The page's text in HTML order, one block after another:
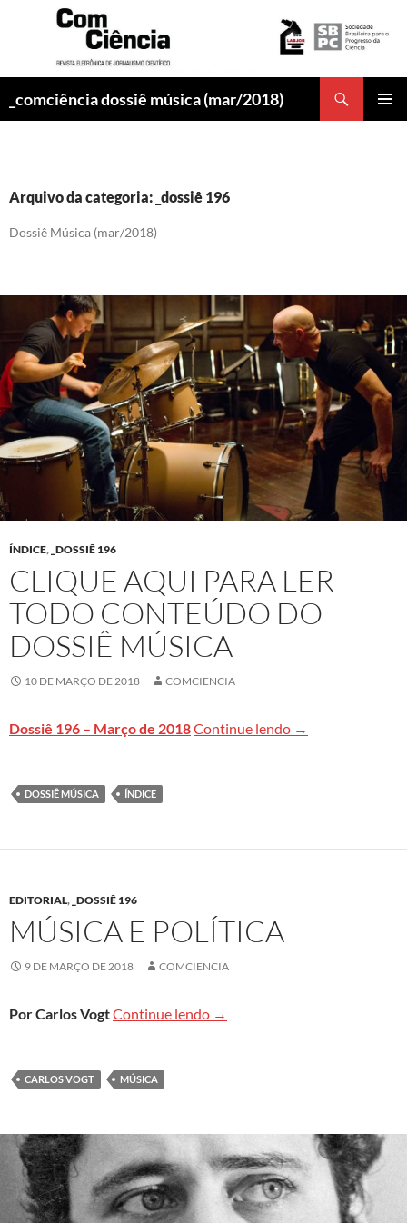
_comciência dossiê música (mar/2018)
Arquivo da categoria: _dossiê 196
Dossiê Música (mar/2018)
ÍNDICE, _DOSSIÊ 196
CLIQUE AQUI PARA LER
TODO CONTEÚDO DO
DOSSIÊ MÚSICA
10 DE MARÇO DE 2018 COMCIENCIA
Dossiê 196 – Março de 2018Continue lendo Clique aqui para
→
DOSSIÊ MÚSICA ÍNDICE
EDITORIAL, _DOSSIÊ 196
MÚSICA E POLÍTICA
9 DE MARÇO DE 2018 COMCIENCIA
Por Carlos VogtContinue lendo Música e política
→
CARLOS VOGT MÚSICA